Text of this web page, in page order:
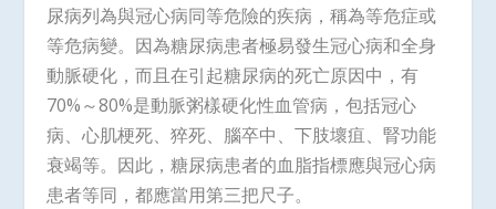
尿病列為與冠心病同等危險的疾病，稱為等危症或
等危病變。因為糖尿病患者極易發生冠心病和全身
動脈硬化，而且在引起糖尿病的死亡原因中，有
70%～80%是動脈粥樣硬化性血管病，包括冠心
病、心肌梗死、猝死、腦卒中、下肢壞疽、腎功能
衰竭等。因此，糖尿病患者的血脂指標應與冠心病
患者等同，都應當用第三把尺子。